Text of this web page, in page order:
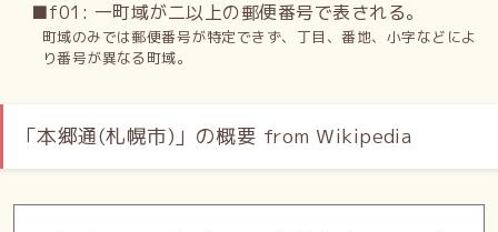
■f01: 一町域が二以上の郵便番号で表される。
町域のみでは郵便番号が特定できず、丁目、番地、小字などによ
り番号が異なる町域。
「本郷通(札幌市)」の概要 from Wikipedia